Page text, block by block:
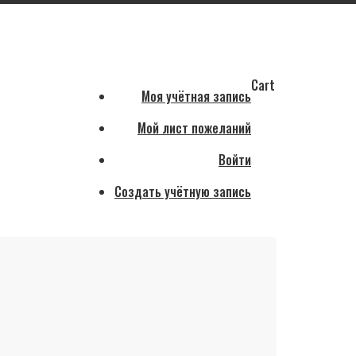
Cart
Моя учётная запись
Мой лист пожеланий
Войти
Создать учётную запись